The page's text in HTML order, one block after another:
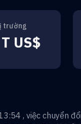
trường
US$
, việc chuyển đổi